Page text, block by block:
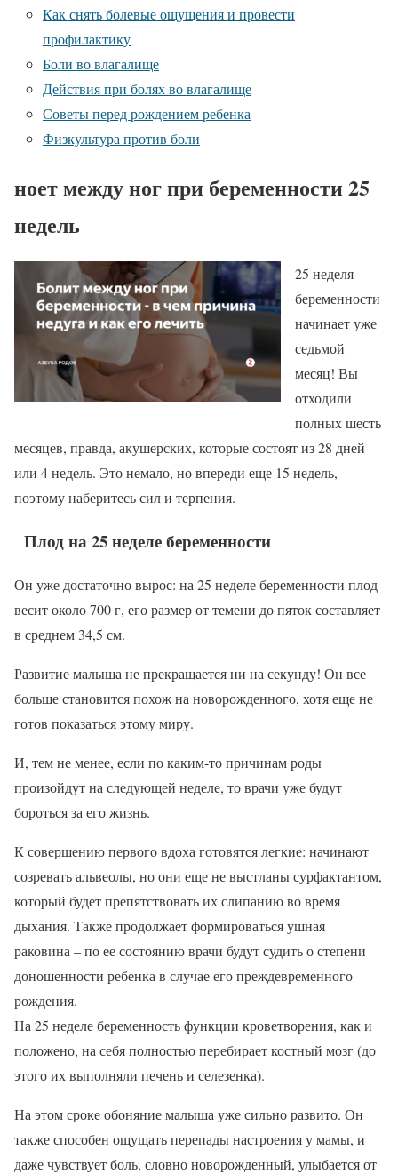
Как снять болевые ощущения и провести
профилактику
Боли во влагалище
Действия при болях во влагалище
Советы перед рождением ребенка
Физкультура против боли
ноет между ног при беременности 25
недель
25 неделя
беременности
начинает уже
седьмой
месяц! Вы
отходили
полных шесть
месяцев, правда, акушерских, которые состоят из 28 дней
или 4 недель. Это немало, но впереди еще 15 недель,
поэтому наберитесь сил и терпения.
Плод на 25 неделе беременности
Он уже достаточно вырос: на 25 неделе беременности плод
весит около 700 г, его размер от темени до пяток составляет
в среднем 34,5 см.
Развитие малыша не прекращается ни на секунду! Он все
больше становится похож на новорожденного, хотя еще не
готов показаться этому миру.
И, тем не менее, если по каким-то причинам роды
произойдут на следующей неделе, то врачи уже будут
бороться за его жизнь.
К совершению первого вдоха готовятся легкие: начинают
созревать альвеолы, но они еще не выстланы сурфактантом,
который будет препятствовать их слипанию во время
дыхания. Также продолжает формироваться ушная
раковина – по ее состоянию врачи будут судить о степени
доношенности ребенка в случае его преждевременного
рождения.
На 25 неделе беременность функции кроветворения, как и
положено, на себя полностью перебирает костный мозг (до
этого их выполняли печень и селезенка).
На этом сроке обоняние малыша уже сильно развито. Он
также способен ощущать перепады настроения у мамы, и
даже чувствует боль, словно новорожденный, улыбается от